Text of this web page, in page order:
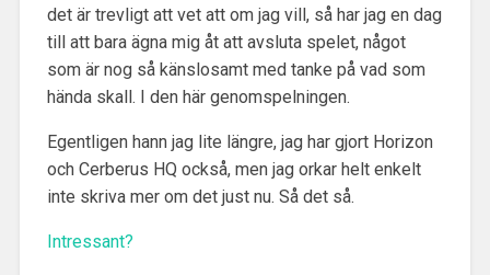
det är trevligt att vet att om jag vill, så har jag en dag
till att bara ägna mig åt att avsluta spelet, något
som är nog så känslosamt med tanke på vad som
hända skall. I den här genomspelningen.
Egentligen hann jag lite längre, jag har gjort Horizon
och Cerberus HQ också, men jag orkar helt enkelt
inte skriva mer om det just nu. Så det så.
Intressant?